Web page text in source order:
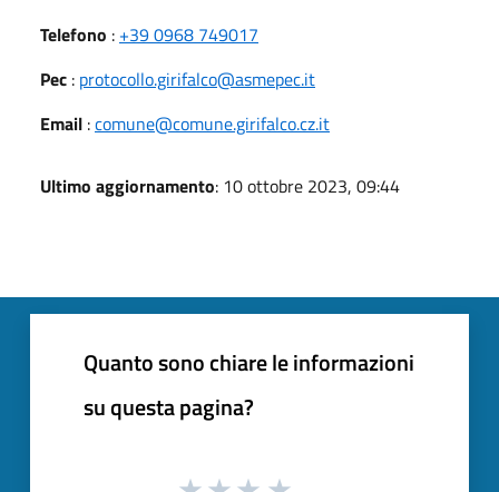
Telefono : +39 0968 749017
Pec : protocollo.girifalco@asmepec.it
Email :comune@comune.girifalco.cz.it
Ultimo aggiornamento: 10 ottobre 2023, 09:44
Quanto sono chiare le informazioni
su questa pagina?